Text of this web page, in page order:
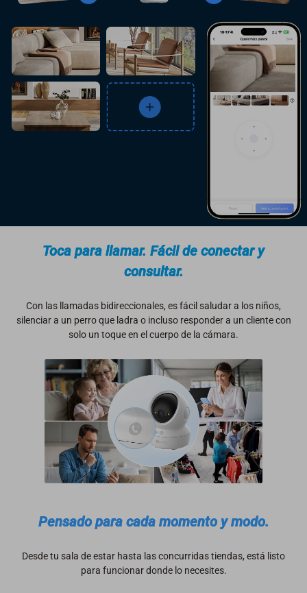
Toca para llamar. Fácil de conectar y
consultar.
Con las llamadas bidireccionales, es fácil saludar a los niños,
silenciar a un perro que ladra o incluso responder a un cliente con
solo un toque en el cuerpo de la cámara.
Pensado para cada momento y modo.
Desde tu sala de estar hasta las concurridas tiendas, está listo
para funcionar donde lo necesites.